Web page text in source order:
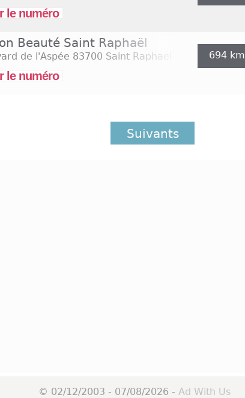
le numéro
Beauté Saint Raphaël
de l'Aspée 83700 Saint Raphael
le numéro
694 km
Suivants
© 02/12/2003 - 07/08/2026 - Ad With Us